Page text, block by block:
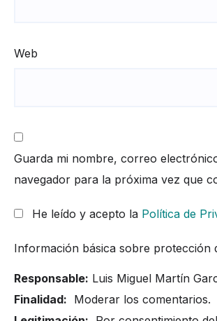
Web
Guarda mi nombre, correo
navegador para la próxima vez que
He leído y acepto la Política de
Información básica sobre protección
Responsable: Luis Miguel Martín
Finalidad: Moderar los comentarios.